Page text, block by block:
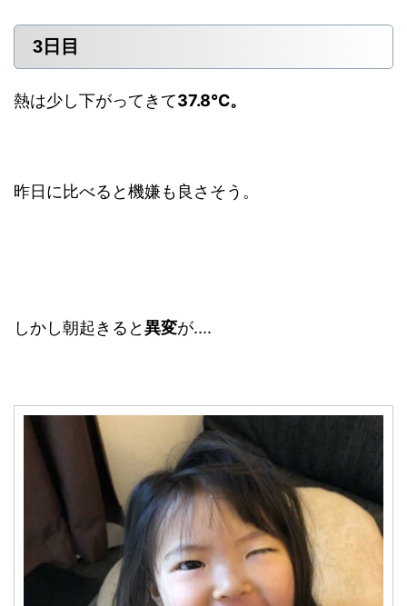
3日目
熱は少し下がってきて37.8℃。
昨日に比べると機嫌も良さそう。
しかし朝起きると異変が....